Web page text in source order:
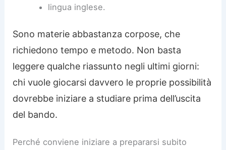
lingua inglese.
Sono materie abbastanza corpose, che
richiedono tempo e metodo. Non basta
leggere qualche riassunto negli ultimi giorni:
chi vuole giocarsi davvero le proprie possibilità
dovrebbe iniziare a studiare prima dell’uscita
del bando.
Perché conviene iniziare a prepararsi subito